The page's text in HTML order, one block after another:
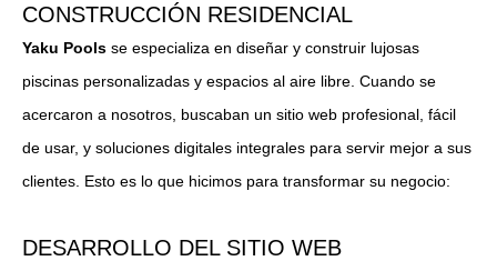
CONSTRUCCIÓN RESIDENCIAL
Yaku Pools se especializa en diseñar y construir lujosas
piscinas personalizadas y espacios al aire libre. Cuando se
acercaron a nosotros, buscaban un sitio web profesional, fácil
de usar, y soluciones digitales integrales para servir mejor a sus
clientes. Esto es lo que hicimos para transformar su negocio:
DESARROLLO DEL SITIO WEB